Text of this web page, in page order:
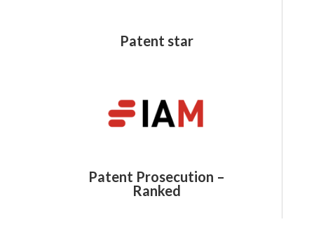
Patent star
Patent Prosecution –
Ranked